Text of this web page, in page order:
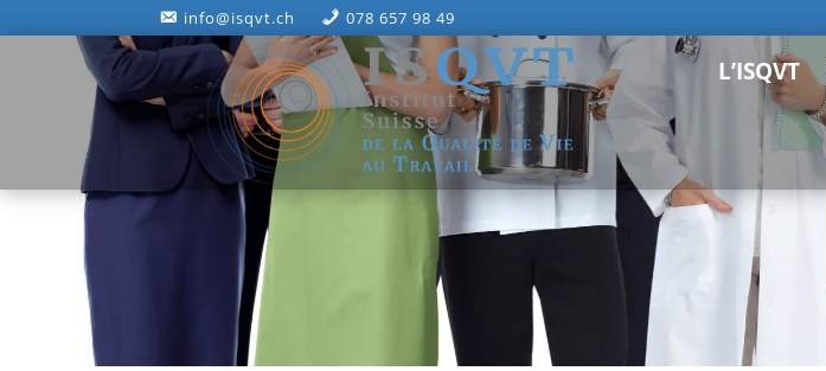
info@isqvt.ch 078 657 98 49
L’ISQVT